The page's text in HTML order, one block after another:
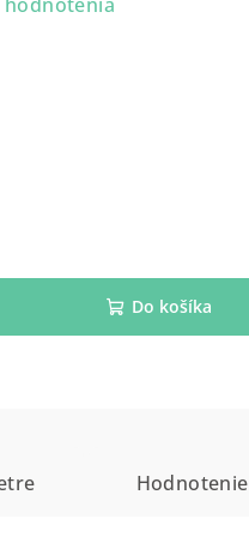
Do košíka
Hodnotenie